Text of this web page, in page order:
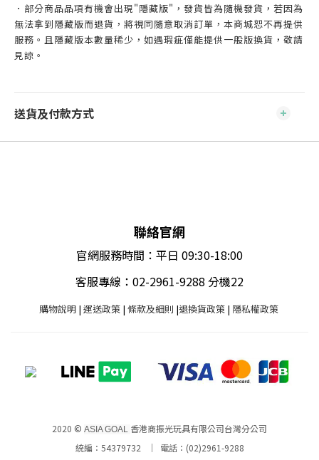
．部分商品品項有機會出現"隱藏版"，發貨皆為隨機發貨，若因為
無法拿到隱藏版而退貨，將視同隨意取消訂單，本商城恕不再提供
服務。且隱藏版本數量稀少，如遇瑕疵僅能提供一般版換貨，敬請
見諒。
送貨及付款方式
聯絡官網
官網服務時間：平日 09:30-18:00
客服專線：02-2961-9288 分機22
購物說明| 運送政策 | 條款及細則 |退換貨政策| 隱私權政策
2020 © ASIA GOAL 香港商振光玩具有限公司台灣分公司
統編：54379732 ｜ 電話：(02)2961-9288